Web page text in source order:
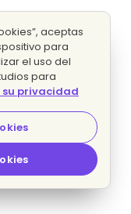
aceptas
para
el uso del
para
su privacidad